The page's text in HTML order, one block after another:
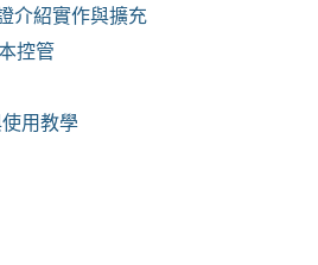
介紹實作與擴充
控管
用教學